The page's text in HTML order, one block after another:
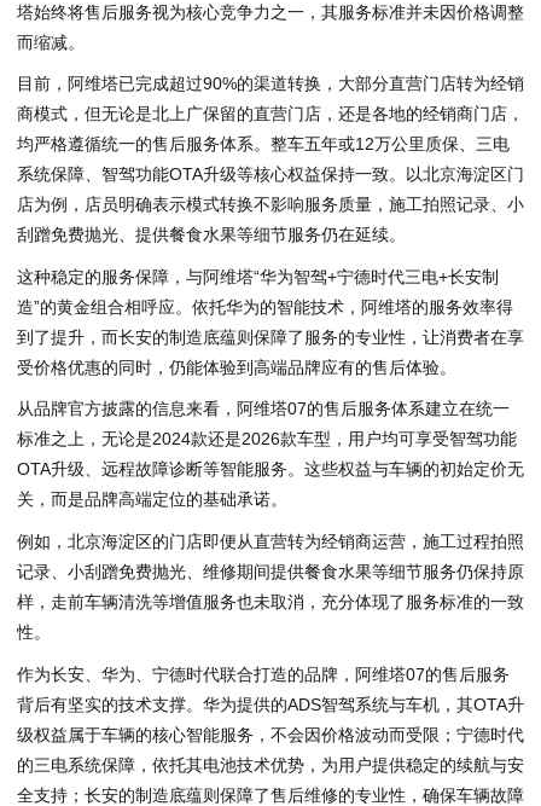
塔始终将售后服务视为核心竞争力之一，其服务标准并未因价格调整
而缩减。
目前，阿维塔已完成超过90%的渠道转换，大部分直营门店转为经销
商模式，但无论是北上广保留的直营门店，还是各地的经销商门店，
均严格遵循统一的售后服务体系。整车五年或12万公里质保、三电
系统保障、智驾功能OTA升级等核心权益保持一致。以北京海淀区门
店为例，店员明确表示模式转换不影响服务质量，施工拍照记录、小
刮蹭免费抛光、提供餐食水果等细节服务仍在延续。
这种稳定的服务保障，与阿维塔“华为智驾+宁德时代三电+长安制
造”的黄金组合相呼应。依托华为的智能技术，阿维塔的服务效率得
到了提升，而长安的制造底蕴则保障了服务的专业性，让消费者在享
受价格优惠的同时，仍能体验到高端品牌应有的售后体验。
从品牌官方披露的信息来看，阿维塔07的售后服务体系建立在统一
标准之上，无论是2024款还是2026款车型，用户均可享受智驾功能
OTA升级、远程故障诊断等智能服务。这些权益与车辆的初始定价无
关，而是品牌高端定位的基础承诺。
例如，北京海淀区的门店即便从直营转为经销商运营，施工过程拍照
记录、小刮蹭免费抛光、维修期间提供餐食水果等细节服务仍保持原
样，走前车辆清洗等增值服务也未取消，充分体现了服务标准的一致
性。
作为长安、华为、宁德时代联合打造的品牌，阿维塔07的售后服务
背后有坚实的技术支撑。华为提供的ADS智驾系统与车机，其OTA升
级权益属于车辆的核心智能服务，不会因价格波动而受限；宁德时代
的三电系统保障，依托其电池技术优势，为用户提供稳定的续航与安
全支持；长安的制造底蕴则保障了售后维修的专业性，确保车辆故障